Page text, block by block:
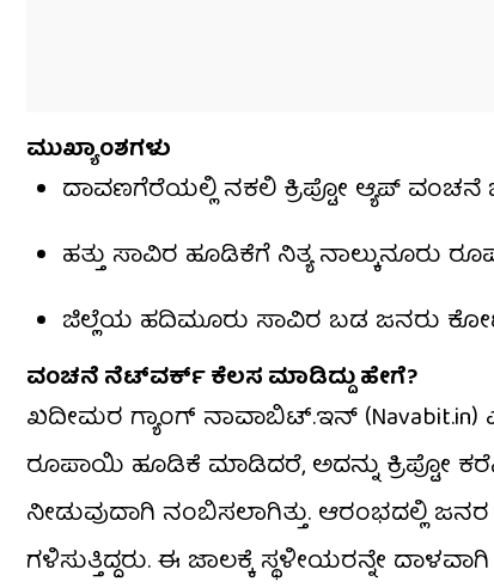
ಮುಖ್ಯಾಂಶಗಳು
ದಾವಣಗೆರೆಯಲ್ಲಿ ನಕಲಿ ಕ್ರಿಪ್ಟೋ ಆ್ಯಪ್
ಹತ್ತು ಸಾವಿರ ಹೂಡಿಕೆಗೆ ನಿತ್ಯ ನಾಲ್ಕುನೂರು
ಜಿಲ್ಲೆಯ ಹದಿಮೂರು ಸಾವಿರ ಬಡ ಜನರು
ವಂಚನೆ ನೆಟ್‌ವರ್ಕ್ ಕೆಲಸ ಮಾಡಿದ್ದು ಹೇಗೆ?
ಖದೀಮರ ಗ್ಯಾಂಗ್ ನಾವಾಬಿಟ್‌.ಇನ್‌ (Navabit.in)
ರೂಪಾಯಿ ಹೂಡಿಕೆ ಮಾಡಿದರೆ, ಅದನ್ನು ಕ್ರಿಪ್ಟೋ
ನೀಡುವುದಾಗಿ ನಂಬಿಸಲಾಗಿತ್ತು. ಆರಂಭದಲ್ಲಿ
ಗಳಿಸುತ್ತಿದ್ದರು. ಈ ಜಾಲಕ್ಕೆ ಸ್ಥಳೀಯರನ್ನೇ